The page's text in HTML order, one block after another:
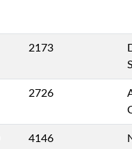
2173
2726
4146